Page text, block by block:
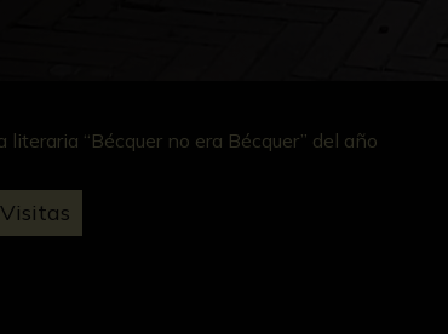
literaria “Bécquer no era Bécquer” del año
Visitas